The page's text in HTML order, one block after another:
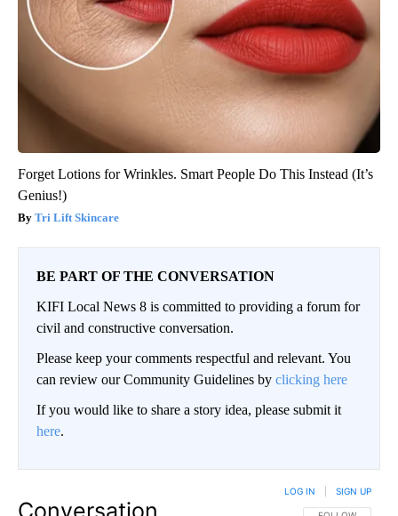
Forget Lotions for Wrinkles. Smart People Do This Instead (It’s
Genius!)
Tri Lift Skincare
BE PART OF THE CONVERSATION
KIFI Local News 8 is committed to providing a forum for
civil and constructive conversation.
Please keep your comments respectful and relevant. You
can review our Community Guidelines by clicking here
If you would like to share a story idea, please submit it
here.
Conversation
LOG IN SIGN UP